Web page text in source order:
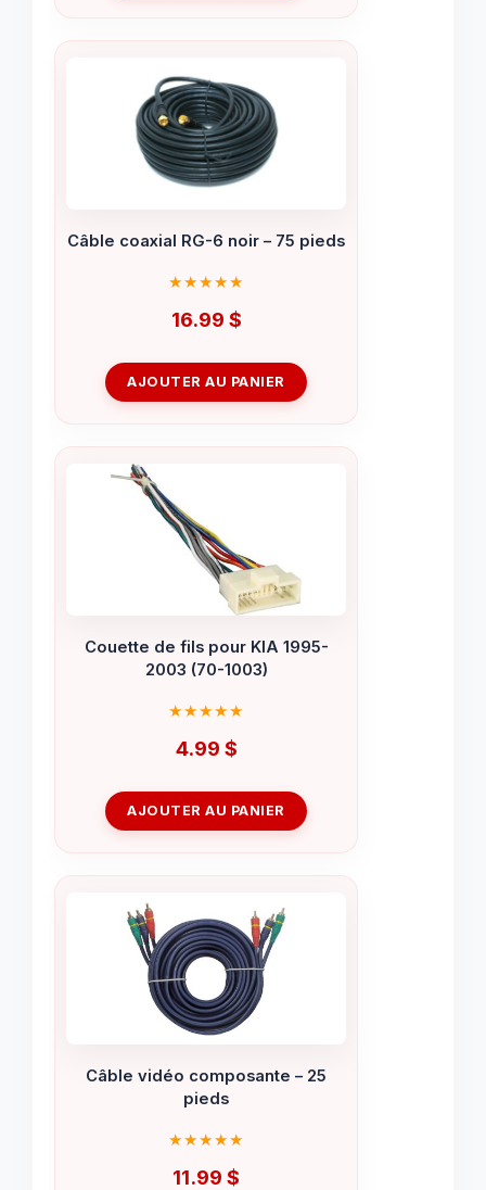
Câble coaxial RG-6 noir – 75 pieds
16.99 $
AJOUTER AU PANIER
Couette de fils pour KIA 1995-
2003 (70-1003)
4.99 $
AJOUTER AU PANIER
Câble vidéo composante – 25
pieds
11.99 $